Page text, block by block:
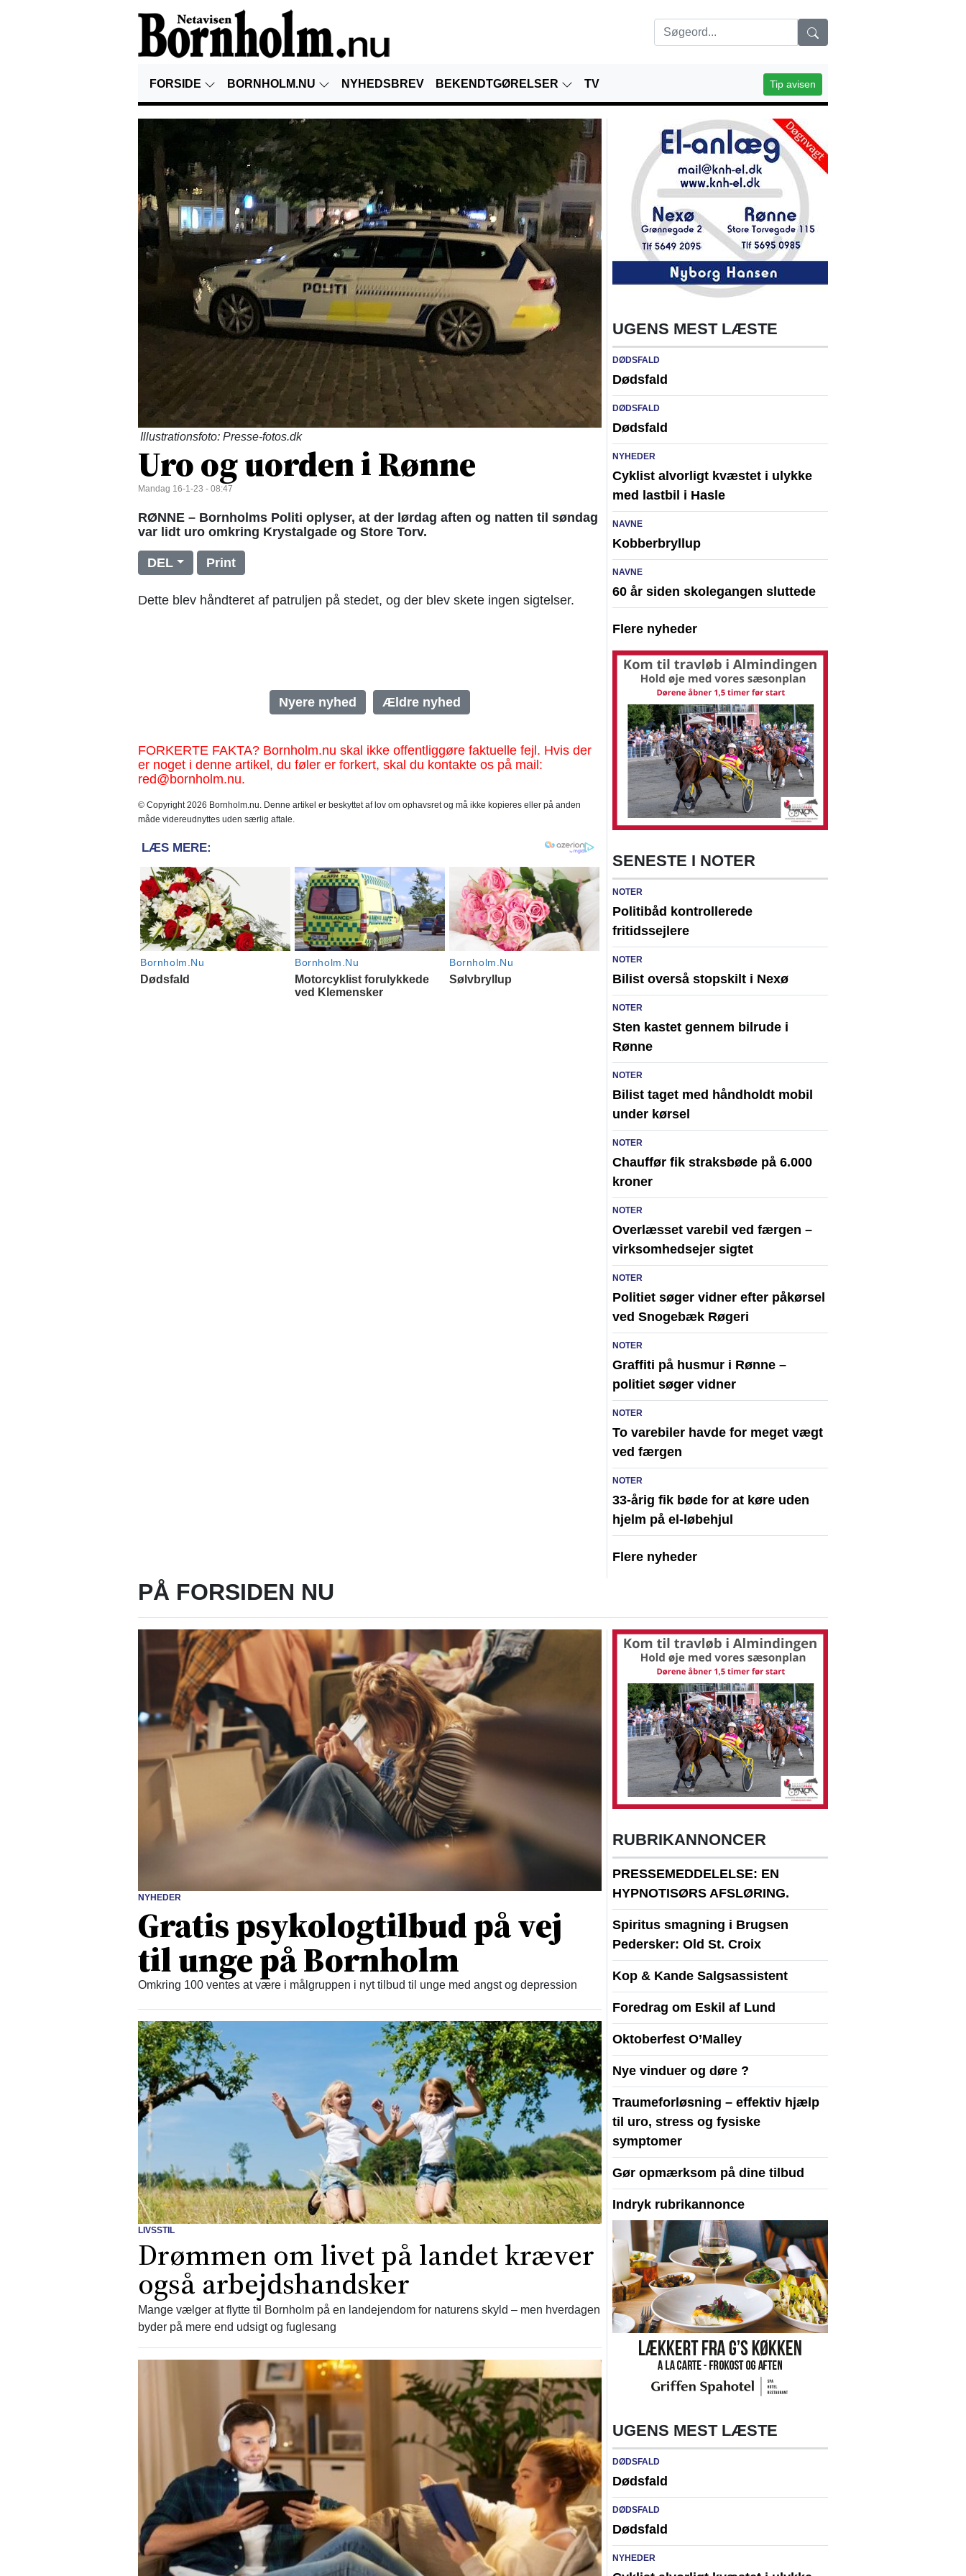
FORSIDE BORNHOLM.NU NYHEDSBREV BEKENDTGØRELSER TV Tip avisen
Illustrationsfoto: Presse-fotos.dk
Uro og uorden i Rønne
Mandag 16-1-23 - 08:47
RØNNE – Bornholms Politi oplyser, at der lørdag aften og natten til søndag
var lidt uro omkring Krystalgade og Store Torv.
DEL Print
Dette blev håndteret af patruljen på stedet, og der blev skete ingen sigtelser.
Nyere nyhed Ældre nyhed
FORKERTE FAKTA? Bornholm.nu skal ikke offentliggøre faktuelle fejl. Hvis der
er noget i denne artikel, du føler er forkert, skal du kontakte os på mail:
red@bornholm.nu.
© Copyright 2026 Bornholm.nu. Denne artikel er beskyttet af lov om ophavsret og må ikke kopieres eller på anden
måde videreudnyttes uden særlig aftale.
UGENS MEST LÆSTE
DØDSFALD
Dødsfald
DØDSFALD
Dødsfald
NYHEDER
Cyklist alvorligt kvæstet i ulykke
med lastbil i Hasle
NAVNE
Kobberbryllup
NAVNE
60 år siden skolegangen sluttede
Flere nyheder
SENESTE I NOTER
NOTER
Politibåd kontrollerede
fritidssejlere
NOTER
Bilist overså stopskilt i Nexø
NOTER
Sten kastet gennem bilrude i
Rønne
NOTER
Bilist taget med håndholdt mobil
under kørsel
NOTER
Chauffør fik straksbøde på 6.000
kroner
NOTER
Overlæsset varebil ved færgen –
virksomhedsejer sigtet
NOTER
Politiet søger vidner efter påkørsel
ved Snogebæk Røgeri
NOTER
Graffiti på husmur i Rønne –
politiet søger vidner
NOTER
To varebiler havde for meget vægt
ved færgen
NOTER
33-årig fik bøde for at køre uden
hjelm på el-løbehjul
Flere nyheder
PÅ FORSIDEN NU
NYHEDER
Gratis psykologtilbud på vej
til unge på Bornholm
Omkring 100 ventes at være i målgruppen i nyt tilbud til unge med angst og depression
LIVSSTIL
Drømmen om livet på landet kræver
også arbejdshandsker
Mange vælger at flytte til Bornholm på en landejendom for naturens skyld – men hverdagen
byder på mere end udsigt og fuglesang
RUBRIKANNONCER
PRESSEMEDDELELSE: EN
HYPNOTISØRS AFSLØRING.
Spiritus smagning i Brugsen
Pedersker: Old St. Croix
Kop & Kande Salgsassistent
Foredrag om Eskil af Lund
Oktoberfest O’Malley
Nye vinduer og døre ?
Traumeforløsning – effektiv hjælp
til uro, stress og fysiske
symptomer
Gør opmærksom på dine tilbud
Indryk rubrikannonce
UGENS MEST LÆSTE
DØDSFALD
Dødsfald
DØDSFALD
Dødsfald
NYHEDER